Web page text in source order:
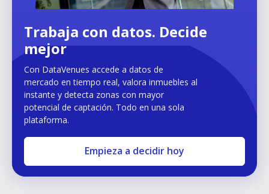
Trabaja con datos. Decide
mejor
Con DataVenues accede a datos de
mercado en tiempo real, valora inmuebles al
instante y detecta zonas con mayor
potencial de captación. Todo en una sola
plataforma.
Empieza a decidir hoy